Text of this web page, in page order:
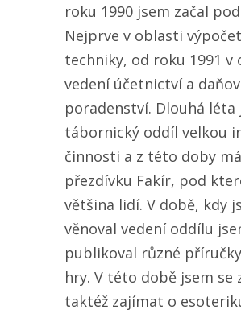
roku 1990 jsem začal
Nejprve v oblasti
techniky, od roku 1991 v
vedení účetnictví a
poradenství. Dlouhá léta
tábornický oddíl velkou
činnosti a z této doby
přezdívku Fakír, pod
většina lidí. V době, kdy
věnoval vedení oddílu
publikoval různé
hry. V této době jsem se
taktéž zajímat o